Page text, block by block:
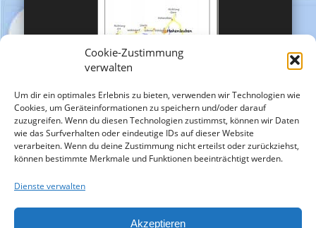
Cookie-Zustimmung
verwalten
Um dir ein optimales Erlebnis zu bieten, verwenden wir Technologien wie
Cookies, um Geräteinformationen zu speichern und/oder darauf
zuzugreifen. Wenn du diesen Technologien zustimmst, können wir Daten
wie das Surfverhalten oder eindeutige IDs auf dieser Website
verarbeiten. Wenn du deine Zustimmung nicht erteilst oder zurückziehst,
können bestimmte Merkmale und Funktionen beeinträchtigt werden.
Dienste verwalten
Akzeptieren